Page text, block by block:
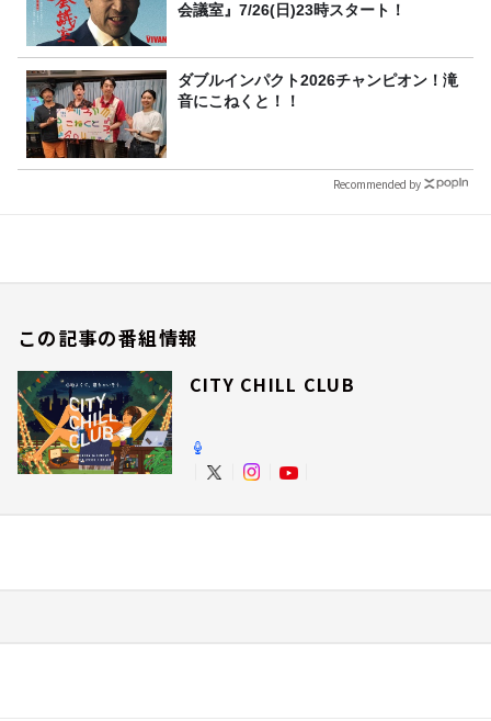
会議室』7/26(日)23時スタート！
ダブルインパクト2026チャンピオン！滝
音にこねくと！！
Recommended by
この記事の番組情報
CITY CHILL CLUB